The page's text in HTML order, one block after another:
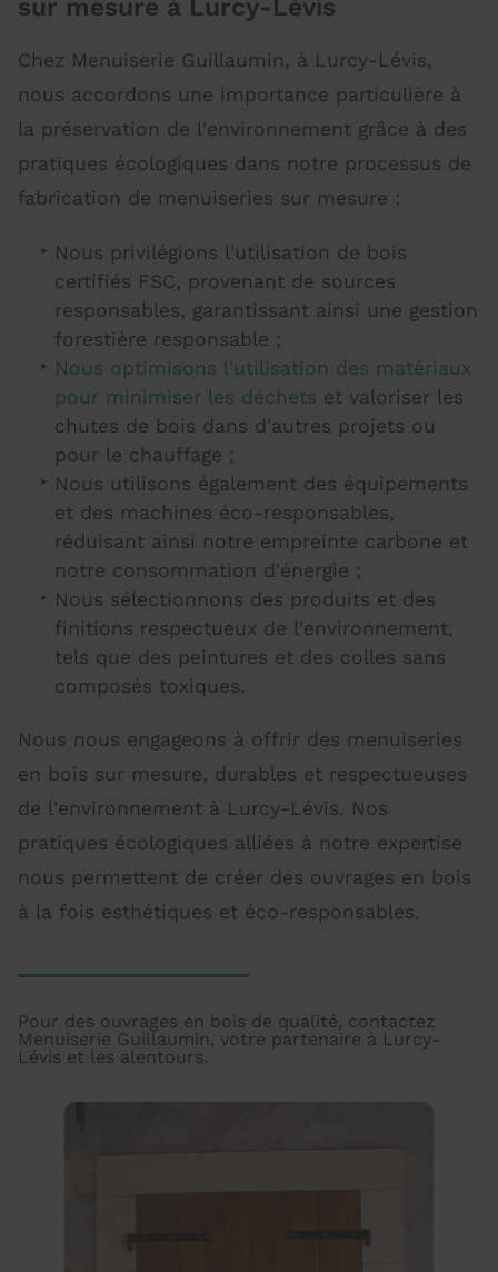
sur mesure à Lurcy-Lévis
Chez Menuiserie Guillaumin, à Lurcy-Lévis,
nous accordons une importance particulière à
la préservation de l'environnement grâce à des
pratiques écologiques dans notre processus de
fabrication de menuiseries sur mesure :
Nous privilégions l'utilisation de bois
certifiés FSC, provenant de sources
responsables, garantissant ainsi une gestion
forestière responsable ;
Nous optimisons l'utilisation des matériaux
pour minimiser les déchets et valoriser les
chutes de bois dans d'autres projets ou
pour le chauffage ;
Nous utilisons également des équipements
et des machines éco-responsables,
réduisant ainsi notre empreinte carbone et
notre consommation d'énergie ;
Nous sélectionnons des produits et des
finitions respectueux de l'environnement,
tels que des peintures et des colles sans
composés toxiques.
Nous nous engageons à offrir des menuiseries
en bois sur mesure, durables et respectueuses
de l'environnement à Lurcy-Lévis. Nos
pratiques écologiques alliées à notre expertise
nous permettent de créer des ouvrages en bois
à la fois esthétiques et éco-responsables.
Pour des ouvrages en bois de qualité, contactez
Menuiserie Guillaumin, votre partenaire à Lurcy-
Lévis et les alentours.